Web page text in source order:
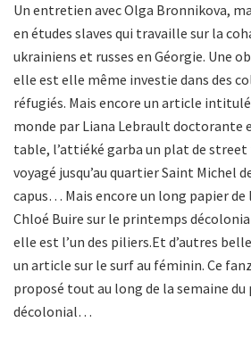
Un entretien avec Olga Bronnikova,
en études slaves qui travaille sur la
ukrainiens et russes en Géorgie. Une
elle est elle même investie dans des
réfugiés. Mais encore un article
monde par Liana Lebrault doctorante
table, l’attiéké garba un plat de street
voyagé jusqu’au quartier Saint Michel
capus… Mais encore un long papier de
Chloé Buire sur le printemps
elle est l’un des piliers.Et d’autres
un article sur le surf au féminin. Ce
proposé tout au long de la semaine
décolonial…